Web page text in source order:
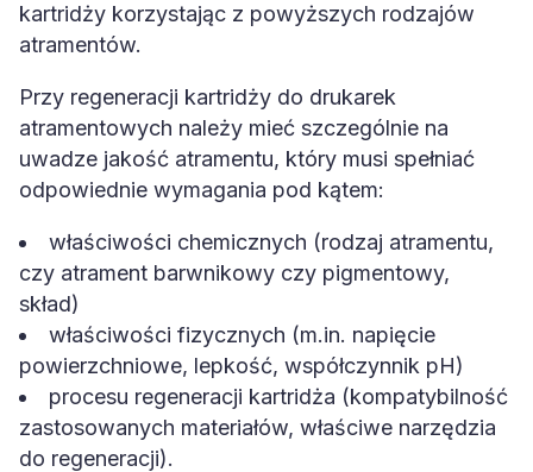
kartridży korzystając z powyższych rodzajów
atramentów.
Przy regeneracji kartridży do drukarek
atramentowych należy mieć szczególnie na
uwadze jakość atramentu, który musi spełniać
odpowiednie wymagania pod kątem:
właściwości chemicznych (rodzaj atramentu,
czy atrament barwnikowy czy pigmentowy,
skład)
właściwości fizycznych (m.in. napięcie
powierzchniowe, lepkość, współczynnik pH)
procesu regeneracji kartridża (kompatybilność
zastosowanych materiałów, właściwe narzędzia
do regeneracji).